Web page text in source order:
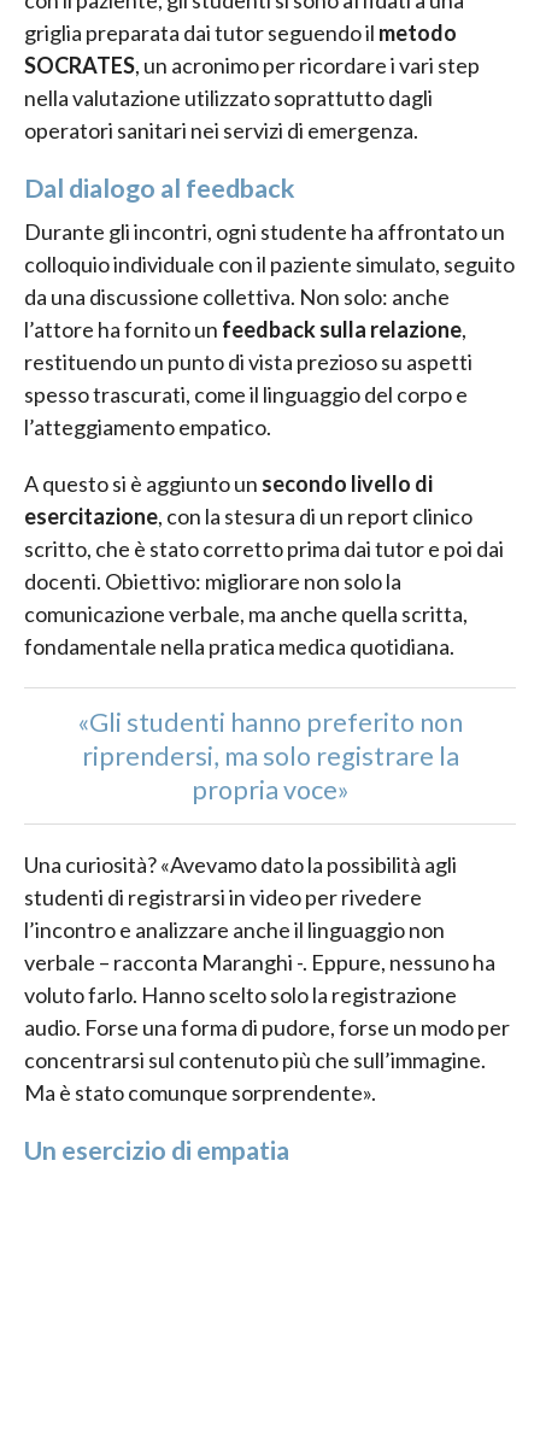
griglia preparata dai tutor seguendo il metodo
SOCRATES, un acronimo per ricordare i vari step
nella valutazione utilizzato soprattutto dagli
operatori sanitari nei servizi di emergenza.
Dal dialogo al feedback
Durante gli incontri, ogni studente ha affrontato un
colloquio individuale con il paziente simulato, seguito
da una discussione collettiva. Non solo: anche
l’attore ha fornito un feedback sulla relazione,
restituendo un punto di vista prezioso su aspetti
spesso trascurati, come il linguaggio del corpo e
l’atteggiamento empatico.
A questo si è aggiunto un secondo livello di
esercitazione, con la stesura di un report clinico
scritto, che è stato corretto prima dai tutor e poi dai
docenti. Obiettivo: migliorare non solo la
comunicazione verbale, ma anche quella scritta,
fondamentale nella pratica medica quotidiana.
«Gli studenti hanno preferito non
riprendersi, ma solo registrare la
propria voce»
Una curiosità? «Avevamo dato la possibilità agli
studenti di registrarsi in video per rivedere
l’incontro e analizzare anche il linguaggio non
verbale – racconta Maranghi -. Eppure, nessuno ha
voluto farlo. Hanno scelto solo la registrazione
audio. Forse una forma di pudore, forse un modo per
concentrarsi sul contenuto più che sull’immagine.
Ma è stato comunque sorprendente».
Un esercizio di empatia